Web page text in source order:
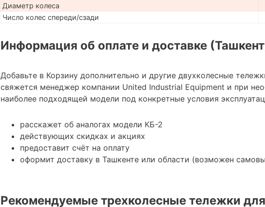
Диаметр колеса
Число колес спереди/сзади
Информация об оплате и доставке
Добавьте в Корзину дополнительно и другие двухколесные
свяжется менеджер компании United Industrial Equipment и при
наиболее подходящей модели под конкретные условия
расскажет об аналогах модели КБ-2
действующих скидках и акциях
предоставит счёт на оплату
оформит доставку в Ташкенте или области (возможен
Рекомендуемые трехколесные тележки